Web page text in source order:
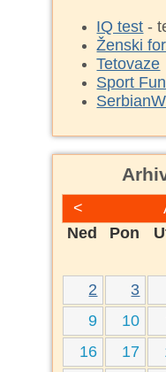
IQ test -
Ženski
Tetovaze
Sport
<
Ned
Pon
2
3
9
10
16
17